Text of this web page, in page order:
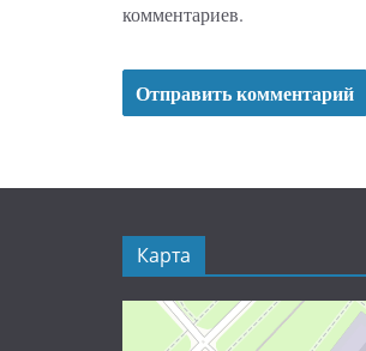
комментариев.
Карта